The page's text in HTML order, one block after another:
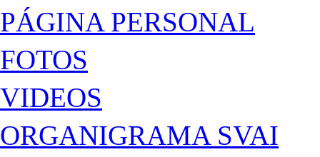
PÁGINA PERSONAL
FOTOS
VIDEOS
ORGANIGRAMA SVAI